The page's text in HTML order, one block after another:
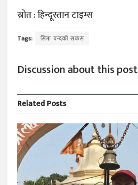
स्रोत : हिन्दूस्तान टाइम्स
Tags: सिमा बन्दको सकस
Discussion about this post
RelatedPosts